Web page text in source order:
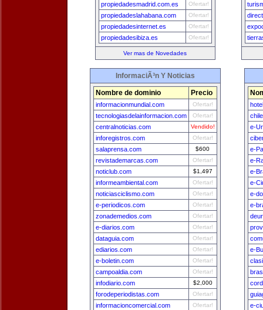
propiedadesmadrid.com.es Ofertar!
propiedadeslahabana.com Ofertar!
propiedadesinternet.es Ofertar!
propiedadesibiza.es Ofertar!
Ver mas de Novedades
InformaciÃ³n Y Noticias
Nombre de dominio Precio
informacionmundial.com Ofertar!
tecnologiasdelainformacion.com Ofertar!
centralnoticias.com Vendido!
inforegistros.com Ofertar!
salaprensa.com $600
revistademarcas.com Ofertar!
noticlub.com $1,497
informeambiental.com Ofertar!
noticiasciclismo.com Ofertar!
e-periodicos.com Ofertar!
zonademedios.com Ofertar!
e-diarios.com Ofertar!
dataguia.com Ofertar!
ediarios.com Ofertar!
e-boletin.com Ofertar!
campoaldia.com Ofertar!
infodiario.com $2,000
forodeperiodistas.com Ofertar!
informacioncomercial.com Ofertar!
e-
e-
e-
e-
e-
e-
e-
e-
e-